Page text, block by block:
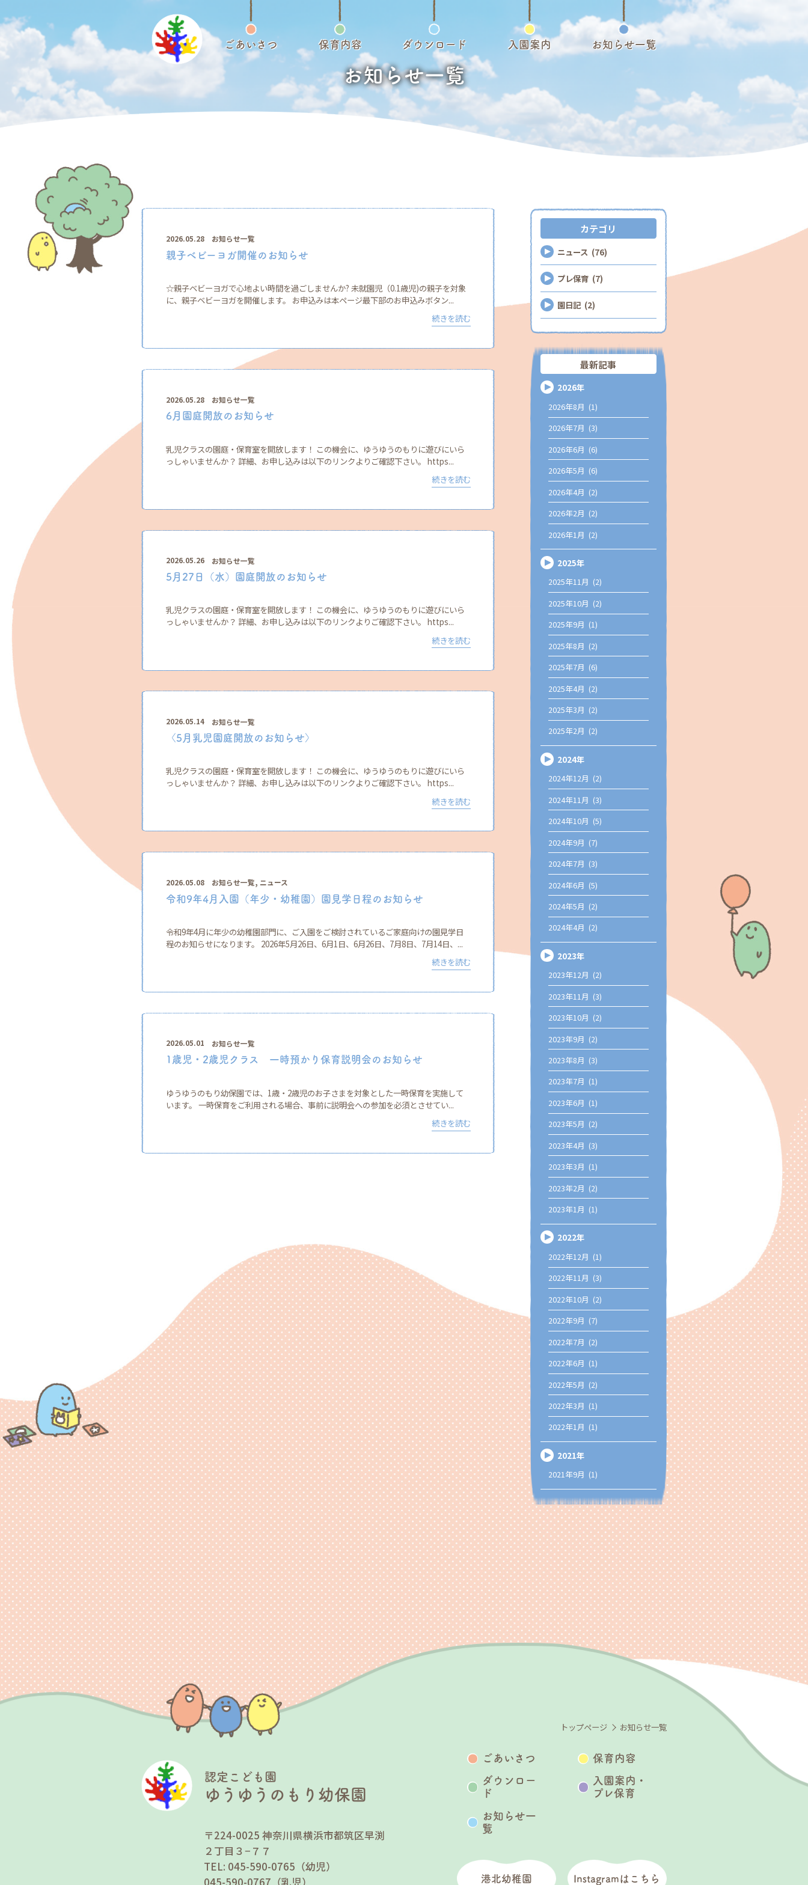
ごあいさつ 保育内容 ダウンロード 入園案内 お知らせ一覧
お知らせ一覧
2026.05.28
お知らせ一覧
親子ベビーヨガ開催のお知らせ
☆親子ベビーヨガで心地よい時間を過ごしませんか? 未就園児（0.1歳児)の親子を対象
に、親子ベビーヨガを開催します。 お申込みは本ページ最下部のお申込みボタン...
続きを読む
2026.05.28
お知らせ一覧
6月園庭開放のお知らせ
乳児クラスの園庭・保育室を開放します！ この機会に、ゆうゆうのもりに遊びにいら
っしゃいませんか？ 詳細、お申し込みは以下のリンクよりご確認下さい。 https...
続きを読む
2026.05.26
お知らせ一覧
5月27日（水）園庭開放のお知らせ
乳児クラスの園庭・保育室を開放します！ この機会に、ゆうゆうのもりに遊びにいら
っしゃいませんか？ 詳細、お申し込みは以下のリンクよりご確認下さい。 https...
続きを読む
2026.05.14
お知らせ一覧
〈5月乳児園庭開放のお知らせ〉
乳児クラスの園庭・保育室を開放します！ この機会に、ゆうゆうのもりに遊びにいら
っしゃいませんか？ 詳細、お申し込みは以下のリンクよりご確認下さい。 https...
続きを読む
2026.05.08 お知らせ一覧, ニュース
令和9年4月入園（年少・幼稚園）園見学日程のお知らせ
令和9年4月に年少の幼稚園部門に、ご入園をご検討されているご家庭向けの園見学日
程のお知らせになります。 2026年5月26日、6月1日、6月26日、7月8日、7月14日、...
続きを読む
2026.05.01
お知らせ一覧
1歳児・2歳児クラス 一時預かり保育説明会のお知らせ
ゆうゆうのもり幼保園では、1歳・2歳児のお子さまを対象とした一時保育を実施して
います。 一時保育をご利用される場合、事前に説明会への参加を必須とさせてい...
続きを読む
カテゴリ
ニュース (76)
プレ保育 (7)
園日記 (2)
最新記事
2026年
2026年8月 (1)
2026年7月 (3)
2026年6月 (6)
2026年5月 (6)
2026年4月 (2)
2026年2月 (2)
2026年1月 (2)
2025年
2025年11月 (2)
2025年10月 (2)
2025年9月 (1)
2025年8月 (2)
2025年7月 (6)
2025年4月 (2)
2025年3月 (2)
2025年2月 (2)
2024年
2024年12月 (2)
2024年11月 (3)
2024年10月 (5)
2024年9月 (7)
2024年7月 (3)
2024年6月 (5)
2024年5月 (2)
2024年4月 (2)
2023年
2023年12月 (2)
2023年11月 (3)
2023年10月 (2)
2023年9月 (2)
2023年8月 (3)
2023年7月 (1)
2023年6月 (1)
2023年5月 (2)
2023年4月 (3)
2023年3月 (1)
2023年2月 (2)
2023年1月 (1)
2022年
2022年12月 (1)
2022年11月 (3)
2022年10月 (2)
2022年9月 (7)
2022年7月 (2)
2022年6月 (1)
2022年5月 (2)
2022年3月 (1)
2022年1月 (1)
2021年
2021年9月 (1)
トップページ お知らせ一覧
認定こども園
ゆうゆうのもり幼保園
〒224-0025 神奈川県横浜市都筑区早渕
２丁目３−７７
TEL: 045-590-0765（幼児）
045-590-0767（乳児）
ごあいさつ 保育内容
ダウンロー
ド
入園案内・
プレ保育
お知らせ一
覧
港北幼稚園 Instagramはこちら